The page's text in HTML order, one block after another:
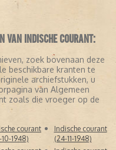
VAN INDISCHE COURANT:
zoek bovenaan deze
beschikbare kranten te
archiefstukken, u
van Algemeen
zoals die vroeger op de
courant
1948)
Indische courant
(24-11-1948)